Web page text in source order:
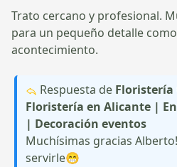
Trato cercano y profesional.
para un pequeño detalle
acontecimiento.
Respuesta de Floristería
Floristería en Alicante |
| Decoración eventos
Muchísimas gracias
servirle😁